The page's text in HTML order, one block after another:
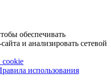
обеспечивать
и анализировать сетевой
cookie
использования